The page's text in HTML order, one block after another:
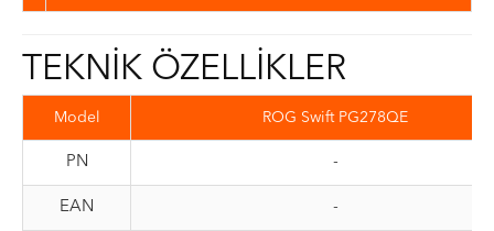
TEKNİK ÖZELLİKLER
Model ROG Swift PG278QE
PN -
EAN -